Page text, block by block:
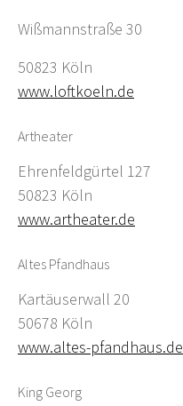
Wißmannstraße 30
50823 Köln
www.loftkoeln.de
Artheater
Ehrenfeldgürtel 127
50823 Köln
www.artheater.de
Altes Pfandhaus
Kartäuserwall 20
50678 Köln
www.altes-pfandhaus.de
King Georg